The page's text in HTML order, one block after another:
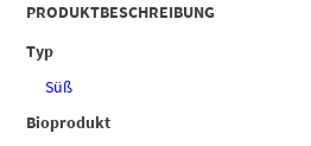
PRODUKTBESCHREIBUNG
Typ
Süß
Bioprodukt